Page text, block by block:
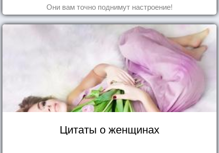
Они вам точно поднимут настроение!
Цитаты о женщинах